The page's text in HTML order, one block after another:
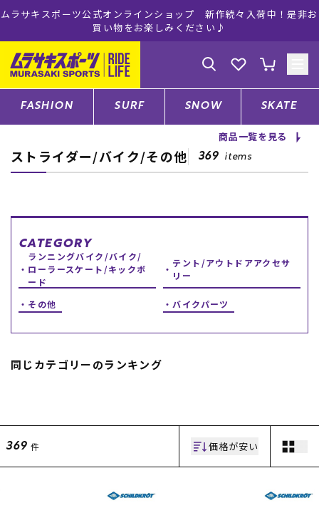
ムラサキスポーツ公式オンラインショップ 新作続々入荷中！是非お
買い物をお楽しみください♪
ゲスト様
ログイン 会員登録
店舗一覧
CATEGORY
ファッションTOP
サーフTOP
CONTENTS SUPPORT
FASHION SURF SNOW SKATE
商品一覧を見る
ストライダー/バイク/その他 369 items
CATEGORY
ランニングバイク/バイク/
ローラースケート/キックボ
ード
テント/アウトドアアクセサ
リー
その他 バイクパーツ
同じカテゴリーのランキング
369 件 価格が安い